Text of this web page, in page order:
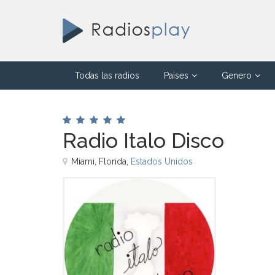
Todas las radios Paises Genero
Radio Italo Disco
Miami, Florida, Estados Unidos